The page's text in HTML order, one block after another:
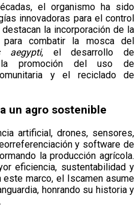
el organismo ha sido
innovadoras para el control
la incorporación de la
combatir la mosca del
aegypti, el desarrollo de
la promoción del uso de
y el reciclado de
un agro sostenible
artificial, drones, sensores,
y software de
la producción agrícola.
eficiencia, sustentabilidad y
marco, el Iscamen asume
honrando su historia y